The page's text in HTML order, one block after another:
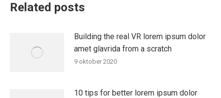
Related posts
Building the real VR lorem ipsum dolor
amet glavrida from a scratch
9 oktober 2020
10 tips for better lorem ipsum dolor